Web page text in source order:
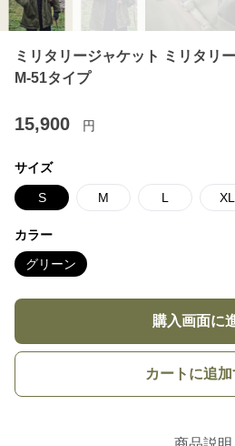
ミリタリージャケット ミリタリ
M-51タイプ
15,900 円
サイズ
S M L XL
カラー
グリーン
購入画面に
カートに追加